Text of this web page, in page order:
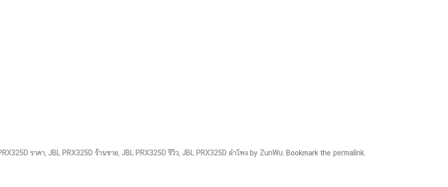
ราคา JBL PRX325D ร้านขาย JBL PRX325D รีวิว JBL PRX325D ลำโพง by ZunWu . Bookmark the permalink